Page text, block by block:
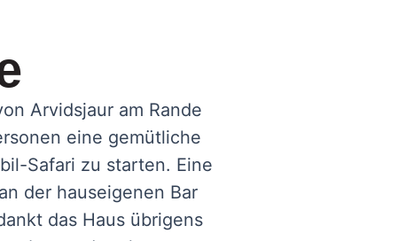
Arvidsjaur am Rande
eine gemütliche
Safari zu starten. Eine
der hauseigenen Bar
das Haus übrigens